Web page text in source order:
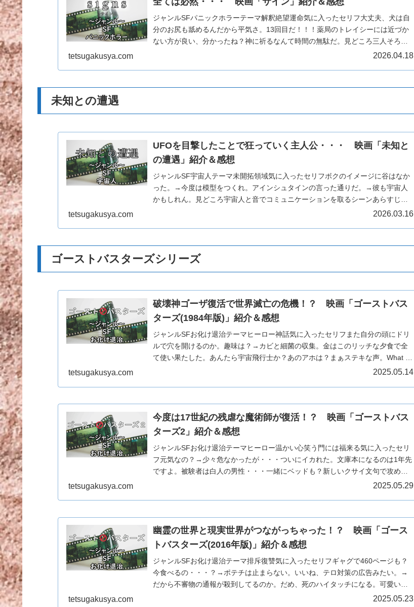
ジャンルSFパニックホラーテーマ解釈絶望運命気に入ったセリフ大丈夫、犬は自
分のお尻も舐めるんだから平気さ。13回目だ！！！薬局のトレイシーには近づか
ない方が良い、分かったね？神に祈るなんて時間の無駄だ。見どころ三人そろっ
tetsugakusya.com 2026.04.18
未知との遭遇
UFOを目撃したことで狂っていく主人公・・・ 映画「未知と
の遭遇」紹介＆感想
ジャンルSF宇宙人テーマ未開拓領域気に入ったセリフボクのイメージに谷はなか
った。→今度は模型をつくれ。アインシュタインの言った通りだ。→彼も宇宙人
かもしれん。見どころ宇宙人と音でコミュニケーションを取るシーンあらすじ主
tetsugakusya.com 2026.03.16
ゴーストバスターズシリーズ
破壊神ゴーザ復活で世界滅亡の危機！？ 映画「ゴーストバス
ターズ(1984年版)」紹介＆感想
ジャンルSFお化け退治テーマヒーロー神話気に入ったセリフまた自分の頭にドリ
ルで穴を開けるのか。趣味は？→カビと細菌の収集。金はこのリッチな夕食で全
て使い果たした。あんたら宇宙飛行士か？あのアホは？まぁステキな声。What a
tetsugakusya.com 2025.05.14
今度は17世紀の残虐な魔術師が復活！？ 映画「ゴーストバス
ターズ2」紹介＆感想
ジャンルSFお化け退治テーマヒーロー温かい心笑う門には福来る気に入ったセリ
フ元気なの？→少々危なかったが・・・ついにイカれた。文庫本になるのは1年先
ですよ。被験者は白人の男性・・・一緒にベッドも？新しいクサイ文句で攻め
tetsugakusya.com 2025.05.29
幽霊の世界と現実世界がつながっちゃった！？ 映画「ゴース
トバスターズ(2016年版)」紹介＆感想
ジャンルSFお化け退治テーマ排斥復讐気に入ったセリフギャグで460ページも？
今食べるの・・・？→ポテチは止まらない。いいね、テロ対策の広告みたい。→
だから不審物の通報が殺到してるのか。だめ、死のハイタッチになる。可愛いの
tetsugakusya.com 2025.05.23